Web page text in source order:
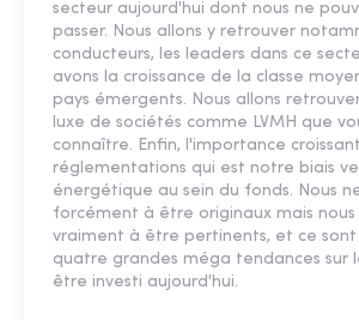
secteur aujourd'hui dont nous ne
passer. Nous allons y retrouver
conducteurs, les leaders dans ce
avons la croissance de la classe
pays émergents. Nous allons
luxe de sociétés comme LVMH que
connaître. Enfin, l'importance
réglementations qui est notre biais
énergétique au sein du fonds. Nous
forcément à être originaux mais nous
vraiment à être pertinents, et ce sont
quatre grandes méga tendances sur
être investi aujourd'hui.